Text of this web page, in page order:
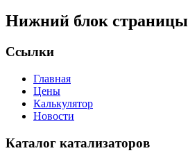
Нижний блок страницы
Ссылки
Главная
Цены
Калькулятор
Новости
Каталог катализаторов